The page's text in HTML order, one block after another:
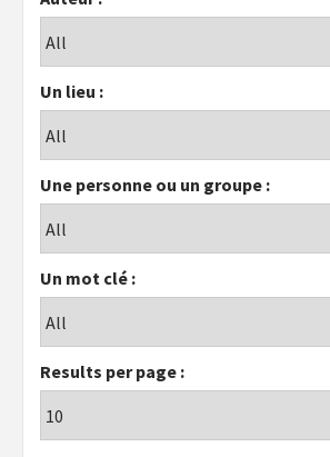
Un lieu :
Une personne ou un groupe :
Un mot clé :
Results per page :